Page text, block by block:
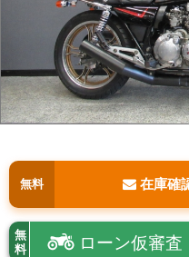
無料 在庫確
無
料
ローン仮審査